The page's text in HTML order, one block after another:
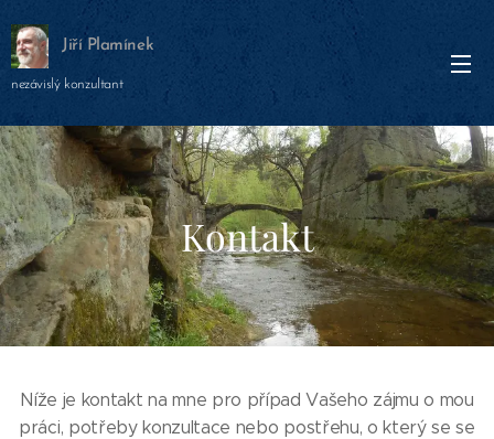
Jiří Plamínek
nezávislý konzultant
Kontakt
Níže je kontakt na mne pro případ Vašeho zájmu o mou
práci, potřeby konzultace nebo postřehu, o který se se